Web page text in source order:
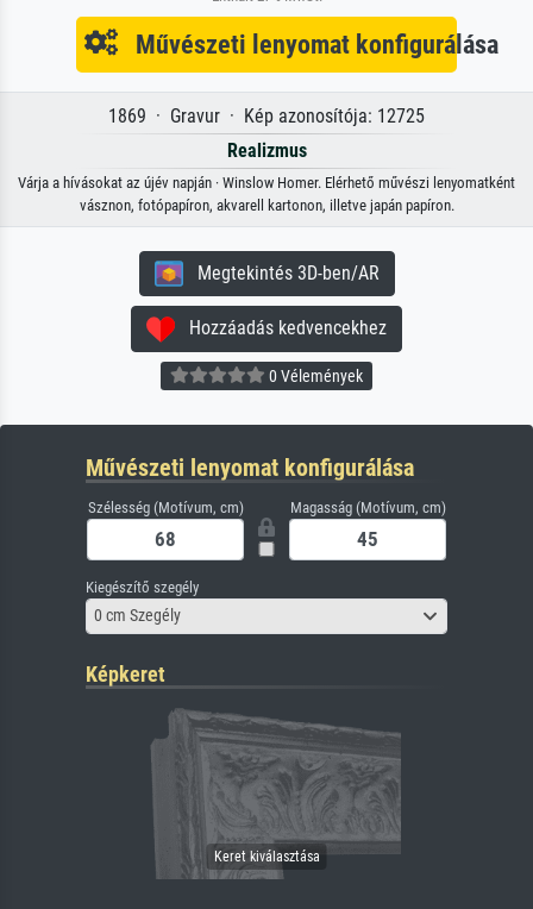
Művészeti lenyomat konfigurálása
1869 · Gravur · Kép azonosítója: 12725
Realizmus
Várja a hívásokat az újév napján · Winslow Homer. Elérhető művészi lenyomatként
vásznon, fotópapíron, akvarell kartonon, illetve japán papíron.
Megtekintés 3D-ben/AR
Hozzáadás kedvencekhez
0 Vélemények
Művészeti lenyomat konfigurálása
Szélesség (Motívum, cm) Magasság (Motívum, cm)
Kiegészítő szegély
0 cm Szegély
Képkeret